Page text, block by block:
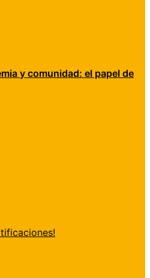
y comunidad: el papel de